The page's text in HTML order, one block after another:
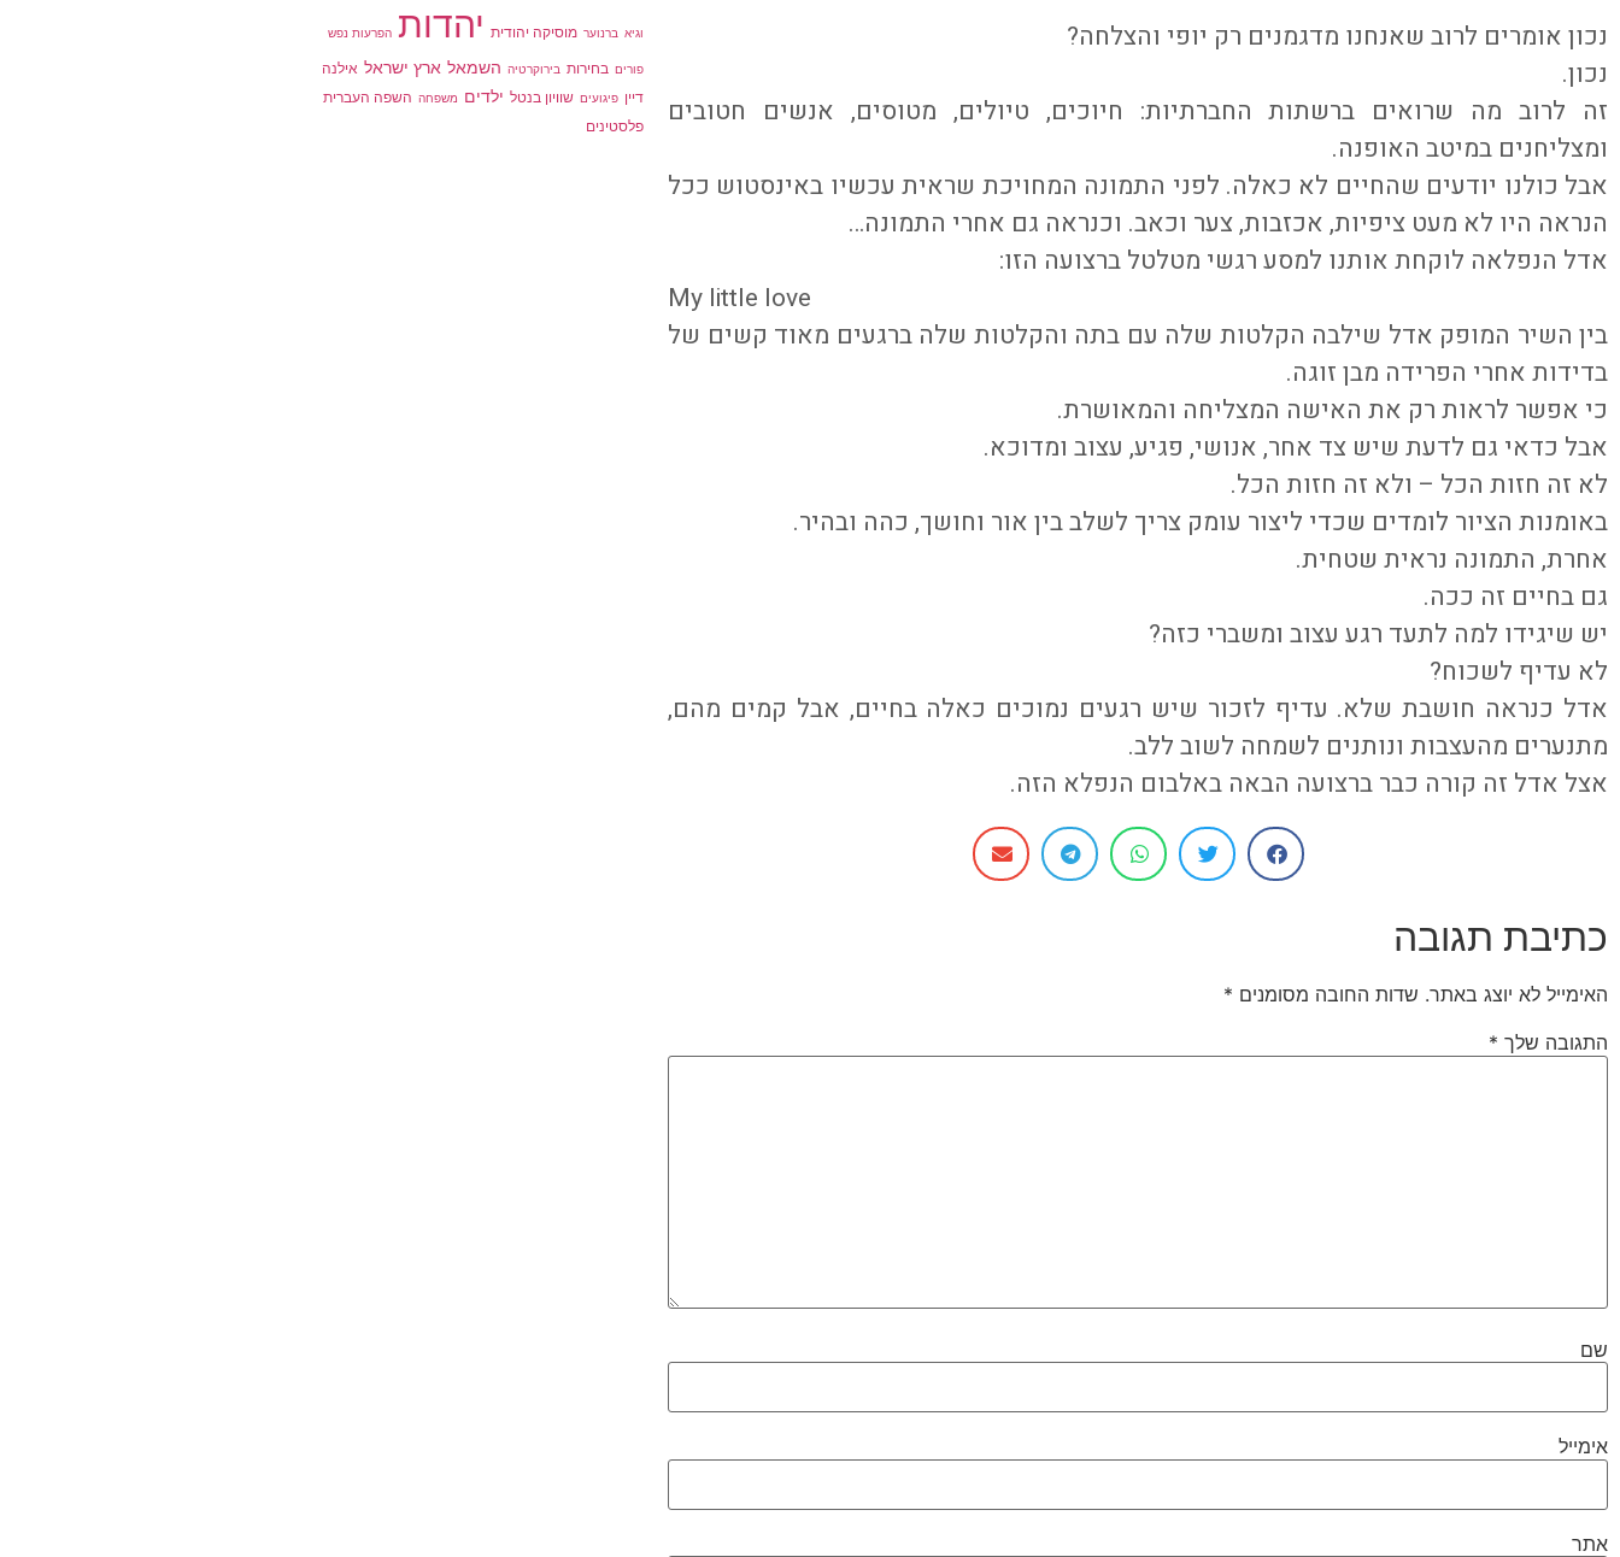
נכון אומרים לרוב שאנחנו מדגמנים רק יופי והצלחה?
נכון.
זה לרוב מה שרואים ברשתות החברתיות: חיוכים, טיולים, מטוסים, אנשים חטובים
ומצליחנים במיטב האופנה.
אבל כולנו יודעים שהחיים לא כאלה. לפני התמונה המחויכת שראית עכשיו באינסטוש ככל
הנראה היו לא מעט ציפיות, אכזבות, צער וכאב. וכנראה גם אחרי התמונה…
אדל הנפלאה לוקחת אותנו למסע רגשי מטלטל ברצועה הזו:
My little love
בין השיר המופק אדל שילבה הקלטות שלה עם בתה והקלטות שלה ברגעים מאוד קשים של
בדידות אחרי הפרידה מבן זוגה.
כי אפשר לראות רק את האישה המצליחה והמאושרת.
אבל כדאי גם לדעת שיש צד אחר, אנושי, פגיע, עצוב ומדוכא.
לא זה חזות הכל – ולא זה חזות הכל.
באומנות הציור לומדים שכדי ליצור עומק צריך לשלב בין אור וחושך, כהה ובהיר.
אחרת, התמונה נראית שטחית.
גם בחיים זה ככה.
יש שיגידו למה לתעד רגע עצוב ומשברי כזה?
לא עדיף לשכוח?
אדל כנראה חושבת שלא. עדיף לזכור שיש רגעים נמוכים כאלה בחיים, אבל קמים מהם,
מתנערים מהעצבות ונותנים לשמחה לשוב ללב.
אצל אדל זה קורה כבר ברצועה הבאה באלבום הנפלא הזה.
כתיבת תגובה
האימייל לא יוצג באתר. שדות החובה מסומנים *
התגובה שלך *
שם
אימייל
אתר
וגיא ברנוער מוסיקה יהודית יהדות הפרעות נפש
פורים בחירות בירוקרטיה השמאל ארץ ישראל אילנה
דיין פיגועים שוויון בנטל ילדים משפחה השפה העברית
פלסטינים